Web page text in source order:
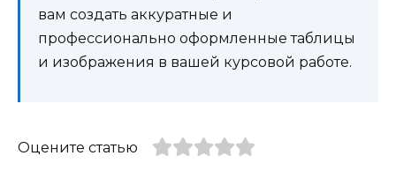
вам создать аккуратные и
профессионально оформленные таблицы
и изображения в вашей курсовой работе.
Оцените статью